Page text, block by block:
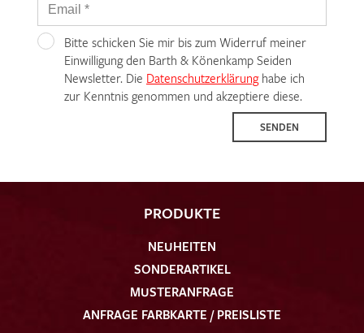
Bitte schicken Sie mir bis zum Widerruf meiner
Einwilligung den Barth & Könenkamp Seiden
Newsletter. Die Datenschutzerklärunghabe ich
zur Kenntnis genommen und akzeptiere diese.
SENDEN
PRODUKTE
NEUHEITEN
SONDERARTIKEL
MUSTERANFRAGE
ANFRAGE FARBKARTE / PREISLISTE